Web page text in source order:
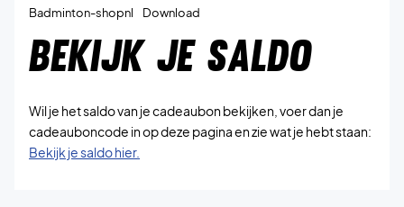
Badminton-shopnl Download
BEKIJK JE SALDO
Wil je het saldo van je cadeaubon bekijken, voer dan je
cadeauboncode in op deze pagina en zie wat je hebt staan:
Bekijk je saldo hier.